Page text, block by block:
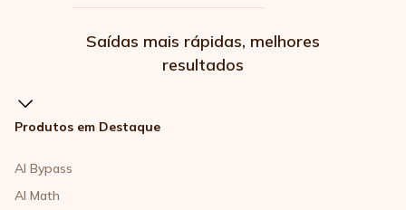
Saídas mais rápidas, melhores
resultados
Produtos em Destaque
AI Bypass
AI Math